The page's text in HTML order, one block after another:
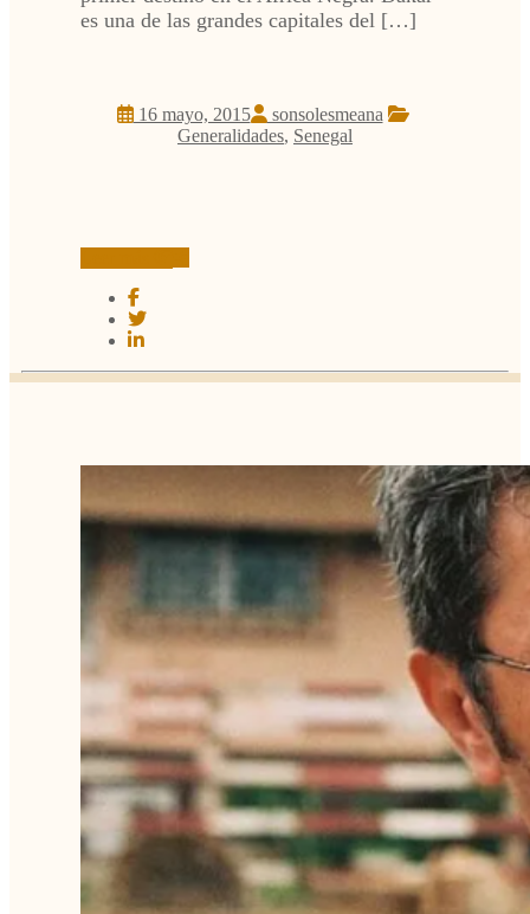
es una de las grandes capitales del […]
16 mayo, 2015
sonsolesmeana
Generalidades, Senegal